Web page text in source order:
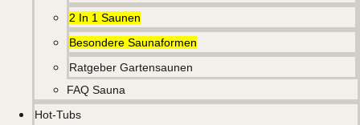
2 In 1 Saunen
Besondere Saunaformen
Ratgeber Gartensaunen
FAQ Sauna
Hot-Tubs